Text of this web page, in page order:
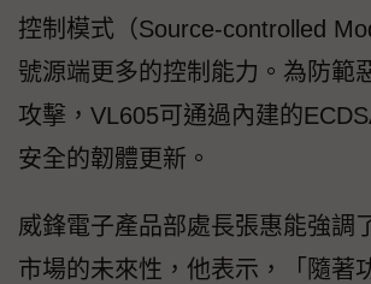
控制模式（Source-controlled
號源端更多的控制能力。為防範
攻擊，VL605可通過內建的
安全的韌體更新。
威鋒電子產品部處長張惠能強調
市場的未來性，他表示，「隨著